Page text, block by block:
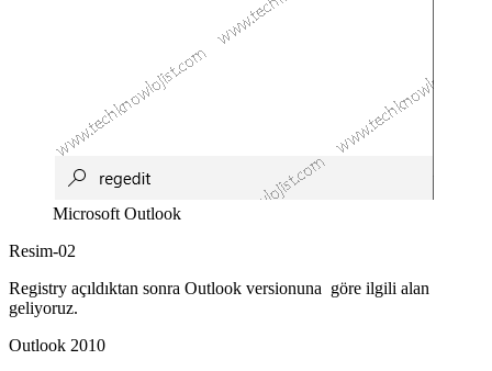
Microsoft Outlook
Resim-02
Registry açıldıktan sonra Outlook versionuna göre ilgili alan
geliyoruz.
Outlook 2010